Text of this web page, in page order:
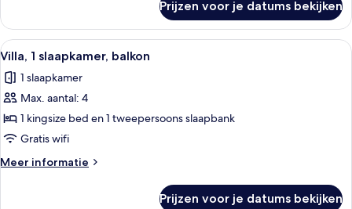
2
slaapkamers,
balkon
Prijzen voor je datums bekijken
Alle
foto's
voor
Villa,
1
slaapkamer,
balkon
laden
Een moderne keuken met
7
Villa, 1 slaapkamer, balkon
1 slaapkamer
Max. aantal: 4
1 kingsize bed en 1 tweepersoons slaapbank
Gratis wifi
Meer informatie
Meer
Prijzen voor je datums bekijken